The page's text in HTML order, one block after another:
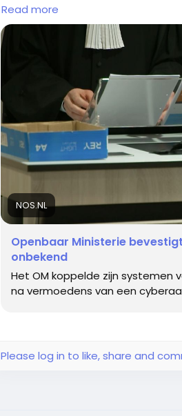
#OMHack#Cybersecurity
https://nos.nl/artikel/2576053
Read more
NOS.NL
Openbaar Ministerie
onbekend
Het OM koppelde zijn systemen
na vermoedens van een
Please log in to like, share and